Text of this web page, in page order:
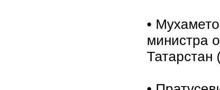
•
министра
Татарстан